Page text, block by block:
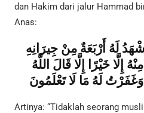
dan Hakim dari jalur Hammad
Anas:
لَهُ أَرْبَعَةٌ مِنْ جِيرَانِهِ
إِلَّا خَيْرًا إِلَّا قَالَ اللَّهُ
لَهُ مَا لَا تَعْلَمُونَ
Artinya: “Tidaklah seorang